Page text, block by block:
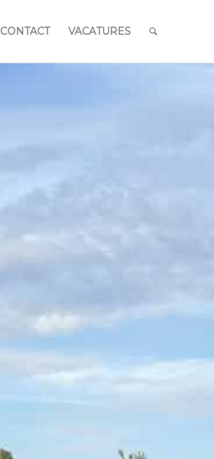
CONTACT VACATURES